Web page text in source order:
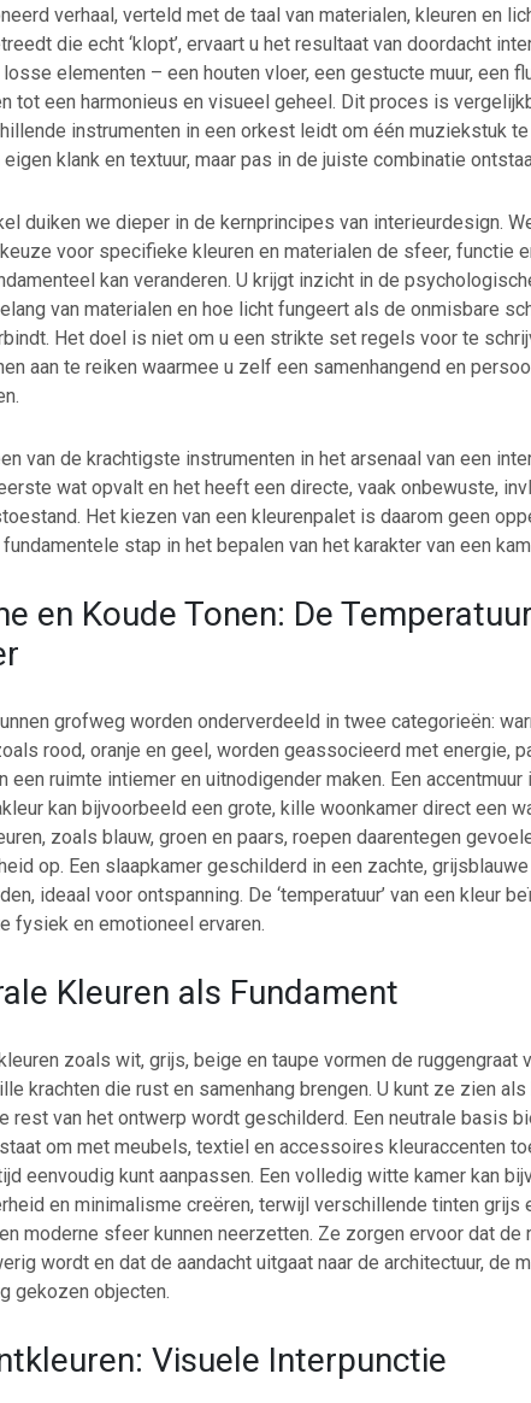
verhaal, verteld met de taal van materialen, kleuren en
die echt ‘klopt’, ervaart u het resultaat van doordacht
elementen – een houten vloer, een gestucte muur, een
tot een harmonieus en visueel geheel. Dit proces is
instrumenten in een orkest leidt om één muziekstuk
klank en textuur, maar pas in de juiste combinatie
duiken we dieper in de kernprincipes van interieurdesign.
voor specifieke kleuren en materialen de sfeer, functie
kan veranderen. U krijgt inzicht in de
van materialen en hoe licht fungeert als de onmisbare
Het doel is niet om u een strikte set regels voor te
aan te reiken waarmee u zelf een samenhangend en
van de krachtigste instrumenten in het arsenaal van een
wat opvalt en het heeft een directe, vaak onbewuste,
Het kiezen van een kleurenpalet is daarom geen
stap in het bepalen van het karakter van een
en Koude Tonen: De
grofweg worden onderverdeeld in twee categorieën:
rood, oranje en geel, worden geassocieerd met energie,
een ruimte intiemer en uitnodigender maken. Een accentmuur
kan bijvoorbeeld een grote, kille woonkamer direct een
zoals blauw, groen en paars, roepen daarentegen
op. Een slaapkamer geschilderd in een zachte,
ideaal voor ontspanning. De ‘temperatuur’ van een kleur
fysiek en emotioneel ervaren.
Kleuren als Fundament
zoals wit, grijs, beige en taupe vormen de ruggengraat
krachten die rust en samenhang brengen. U kunt ze zien
rest van het ontwerp wordt geschilderd. Een neutrale basis
om met meubels, textiel en accessoires kleuraccenten
eenvoudig kunt aanpassen. Een volledig witte kamer kan
en minimalisme creëren, terwijl verschillende tinten grijs
moderne sfeer kunnen neerzetten. Ze zorgen ervoor dat de
wordt en dat de aandacht uitgaat naar de architectuur, de
gekozen objecten.
Visuele Interpunctie